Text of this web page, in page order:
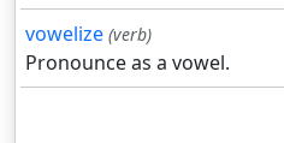
vowelize (verb)
Pronounce as a vowel.